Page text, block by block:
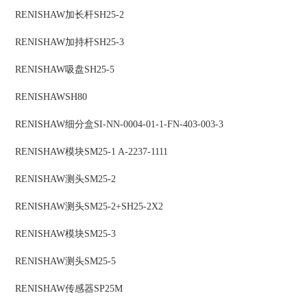
RENISHAW加长杆SH25-2
RENISHAW加持杆SH25-3
RENISHAW吸盘SH25-5
RENISHAWSH80
RENISHAW细分盒SI-NN-0004-01-1-FN-403-003-3
RENISHAW模块SM25-1 A-2237-1111
RENISHAW测头SM25-2
RENISHAW测头SM25-2+SH25-2X2
RENISHAW模块SM25-3
RENISHAW测头SM25-5
RENISHAW传感器SP25M